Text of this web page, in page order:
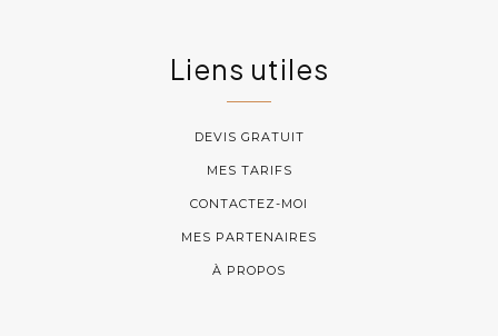
Liens utiles
DEVIS GRATUIT
MES TARIFS
CONTACTEZ-MOI
MES PARTENAIRES
À PROPOS